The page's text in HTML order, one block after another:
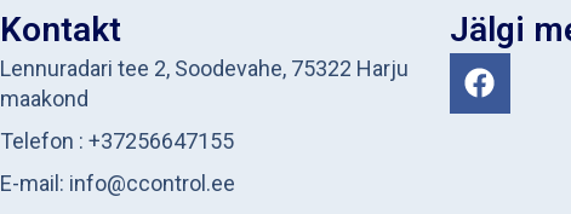
Kontakt
Lennuradari tee 2, Soodevahe, 75322 Harju
maakond
Telefon : +37256647155
E-mail: info@ccontrol.ee
Jälgi